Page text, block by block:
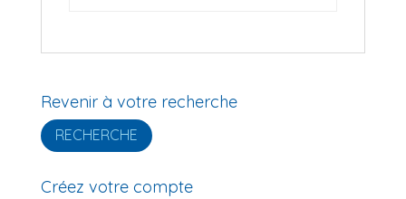
Revenir à votre recherche
RECHERCHE
Créez votre compte